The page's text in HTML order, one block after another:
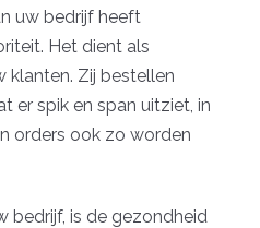
uw bedrijf heeft
Het dient als
klanten. Zij bestellen
er spik en span uitziet, in
orders ook zo worden
bedrijf, is de gezondheid